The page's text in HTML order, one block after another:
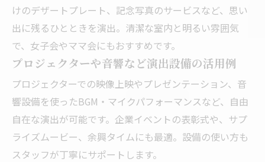
けのデザートプレート、記念写真のサービスなど、思い
出に残るひとときを演出。清潔な室内と明るい雰囲気
で、女子会やママ会にもおすすめです。
プロジェクターや音響など演出設備の活用例
プロジェクターでの映像上映やプレゼンテーション、音
響設備を使ったBGM・マイクパフォーマンスなど、自由
自在な演出が可能です。企業イベントの表彰式や、サプ
ライズムービー、余興タイムにも最適。設備の使い方も
スタッフが丁寧にサポートします。